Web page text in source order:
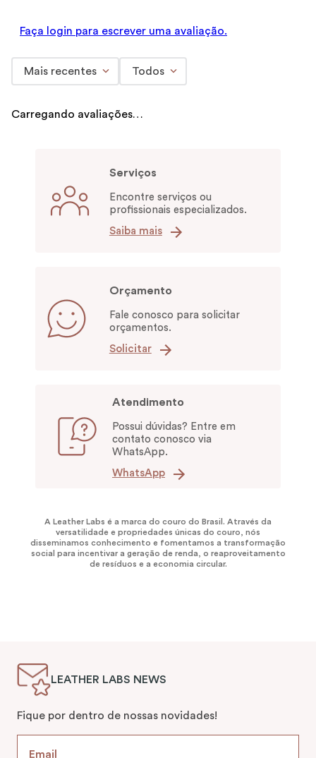
Faça login para escrever uma avaliação.
Mais recentes Todos
Carregando avaliações…
Serviços
Encontre serviços ou
profissionais especializados.
Saiba mais
Orçamento
Fale conosco para solicitar
orçamentos.
Solicitar
Atendimento
Possui dúvidas? Entre em
contato conosco via
WhatsApp.
WhatsApp
A Leather Labs é a marca do couro do Brasil. Através da
versatilidade e propriedades únicas do couro, nós
disseminamos conhecimento e fomentamos a transformação
social para incentivar a geração de renda, o reaproveitamento
de resíduos e a economia circular.
LEATHER LABS NEWS
Fique por dentro de nossas novidades!